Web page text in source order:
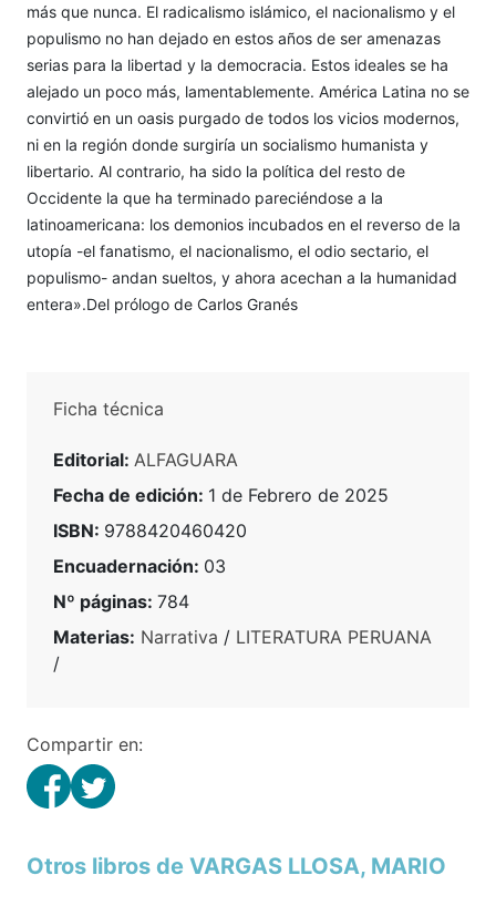
más que nunca. El radicalismo islámico, el nacionalismo y el
populismo no han dejado en estos años de ser amenazas
serias para la libertad y la democracia. Estos ideales se ha
alejado un poco más, lamentablemente. América Latina no se
convirtió en un oasis purgado de todos los vicios modernos,
ni en la región donde surgiría un socialismo humanista y
libertario. Al contrario, ha sido la política del resto de
Occidente la que ha terminado pareciéndose a la
latinoamericana: los demonios incubados en el reverso de la
utopía -el fanatismo, el nacionalismo, el odio sectario, el
populismo- andan sueltos, y ahora acechan a la humanidad
entera».Del prólogo de Carlos Granés
Ficha técnica
Editorial: ALFAGUARA
Fecha de edición: 1 de Febrero de 2025
ISBN: 9788420460420
Encuadernación: 03
Nº páginas: 784
Materias: Narrativa / LITERATURA PERUANA
/
Compartir en:
Otros libros de VARGAS LLOSA, MARIO